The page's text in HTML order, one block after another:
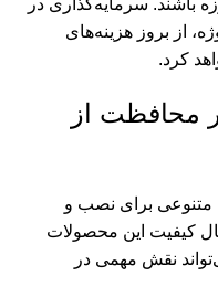
از بروز هزینه‌های
کرد.
محافظت از
متنوعی برای نصب و
کیفیت این محصولات
نقش مهمی در